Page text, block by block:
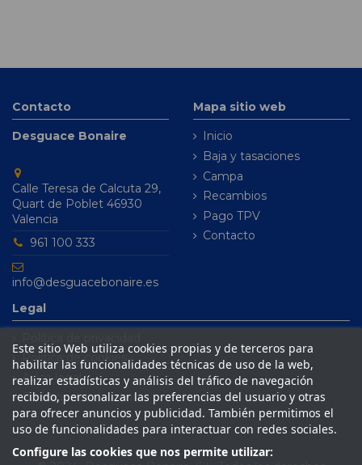
Contacto
Desguace Bonaire
Calle Teresa de Calcuta 29,
Quart de Poblet 46930
Valencia
961 100 333
info@desguacebonaire.es
Mapa sitio web
Inicio
Baja y tasaciones
Campa
Recambios
Pago TPV
Contacto
Legal
Política de cookies
Aviso legal
Condiciones de venta
Este sitio Web utiliza cookies propias y de terceros para
habilitar las funcionalidades técnicas de uso de la web,
realizar estadísticas y análisis del tráfico de navegación
recibido, personalizar las preferencias del usuario y otras
para ofrecer anuncios y publicidad. También permitimos el
uso de funcionalidades para interactuar con redes sociales.
Configure las cookies que nos permite utilizar: